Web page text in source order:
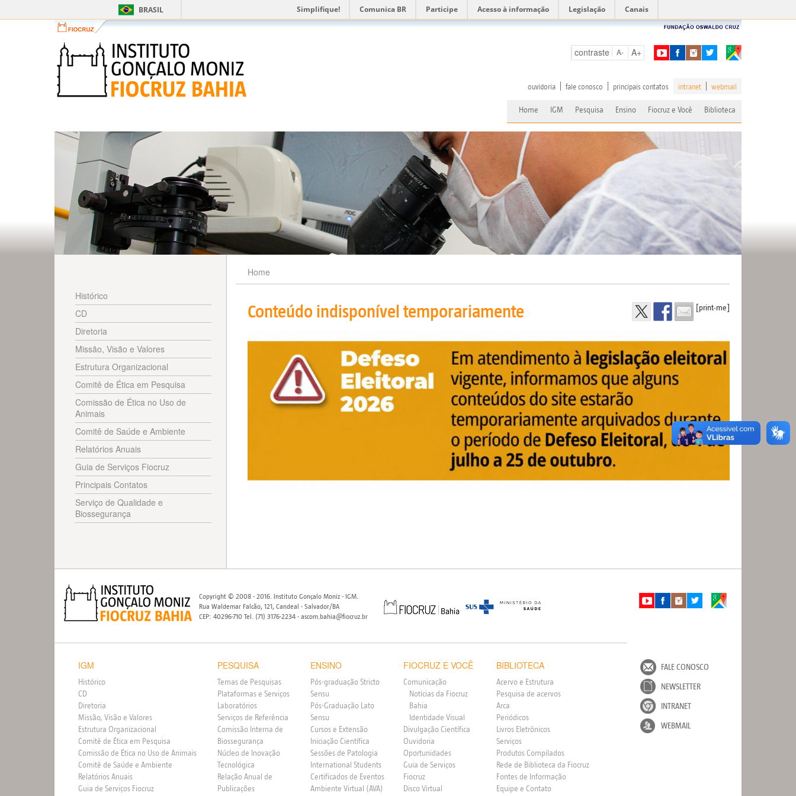
BRASIL Simplifique! Comunica BR Participe Acesso à informação Legislação Canais
contraste A- A+
ouvidoria fale conosco principais contatos intranet webmail
Home IGM Pesquisa Ensino Fiocruz e Você Biblioteca
Histórico
CD
Diretoria
Missão, Visão e Valores
Estrutura Organizacional
Comitê de Ética em Pesquisa
Comissão de Ética no Uso de
Animais
Comitê de Saúde e Ambiente
Relatórios Anuais
Guia de Serviços Fiocruz
Principais Contatos
Serviço de Qualidade e
Biossegurança
Home
Conteúdo indisponível temporariamente [print-me]
Copyright © 2008 - 2016. Instituto Gonçalo Moniz - IGM.
Rua Waldemar Falcão, 121, Candeal - Salvador/BA
CEP: 40296-710 Tel. (71) 3176-2234 - ascom.bahia@fiocruz.br
IGM
Histórico
CD
Diretoria
Missão, Visão e Valores
Estrutura Organizacional
Comitê de Ética em Pesquisa
Comissão de Ética no Uso de Animais
Comitê de Saúde e Ambiente
Relatórios Anuais
Guia de Serviços Fiocruz
PESQUISA
Temas de Pesquisas
Plataformas e Serviços
Laboratórios
Serviços de Referência
Comissão Interna de
Biossegurança
Núcleo de Inovação
Tecnológica
Relação Anual de
Publicações
ENSINO
Pós-graduação Stricto
Sensu
Pós-Graduação Lato
Sensu
Cursos e Extensão
Iniciação Científica
Sessões de Patologia
International Students
Certificados de Eventos
Ambiente Virtual (AVA)
FIOCRUZ E VOCÊ
Comunicação
Notícias da Fiocruz
Bahia
Identidade Visual
Divulgação Científica
Ouvidoria
Oportunidades
Guia de Serviços
Fiocruz
Disco Virtual
BIBLIOTECA
Acervo e Estrutura
Pesquisa de acervos
Arca
Periódicos
Livros Eletrônicos
Serviços
Produtos Compilados
Rede de Biblioteca da Fiocruz
Fontes de Informação
Equipe e Contato
FALE CONOSCO
NEWSLETTER
INTRANET
WEBMAIL